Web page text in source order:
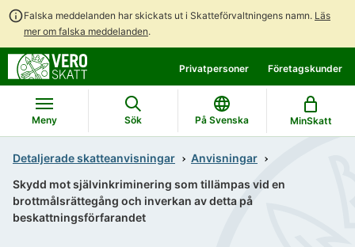
Falska meddelanden har skickats ut i Skatteförvaltningens namn. Läs
mer om falska meddelanden.
direkt
till
innehållet
till
hela
webbplatsens
sökning
Privatpersoner Företagskunder
Meny Sök På Svenska MinSkatt
Detaljerade skatteanvisningar
Anvisningar
Skydd mot självinkriminering som tillämpas vid en
brottmålsrättegång och inverkan av detta på
beskattningsförfarandet